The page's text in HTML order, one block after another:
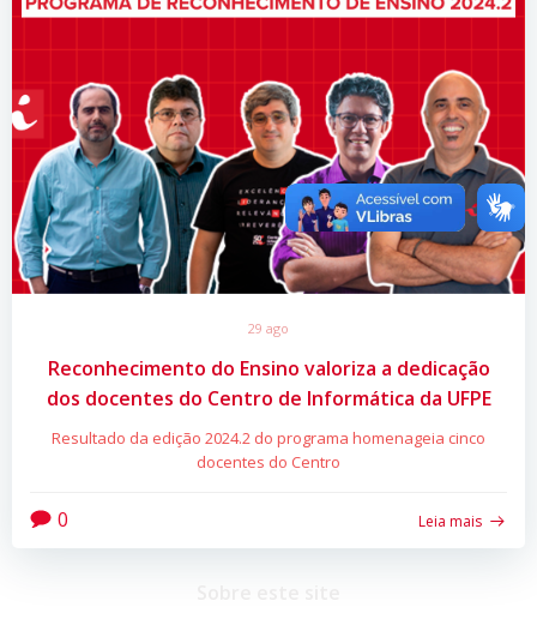
29 ago
Reconhecimento do Ensino valoriza a dedicação
dos docentes do Centro de Informática da UFPE
Resultado da edição 2024.2 do programa homenageia cinco
docentes do Centro
0 Leia mais